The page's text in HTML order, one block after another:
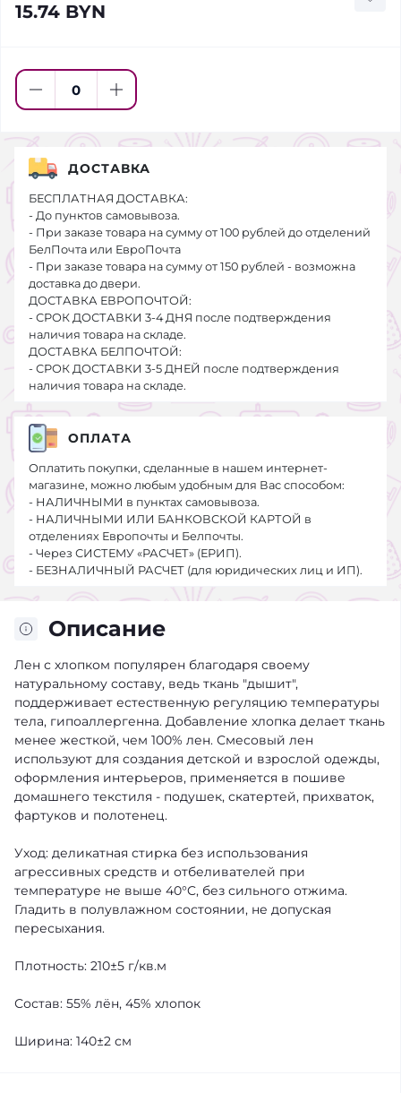
15.74 BYN
Описание
Лен с хлопком популярен благодаря своему
натуральному составу, ведь ткань "дышит",
поддерживает естественную регуляцию температуры
тела, гипоаллергенна. Добавление хлопка делает ткань
менее жесткой, чем 100% лен. Смесовый лен
используют для создания детской и взрослой одежды,
оформления интерьеров, применяется в пошиве
домашнего текстиля - подушек, скатертей, прихваток,
фартуков и полотенец.
Уход: деликатная стирка без использования
агрессивных средств и отбеливателей при
температуре не выше 40°C, без сильного отжима.
Гладить в полувлажном состоянии, не допуская
пересыхания.
Плотность: 210±5 г/кв.м
Состав: 55% лён, 45% хлопок
Ширина: 140±2 см
ДОСТАВКА
БЕСПЛАТНАЯ ДОСТАВКА:
- До пунктов самовывоза.
- При заказе товара на сумму от 100 рублей до отделений
БелПочта или ЕвроПочта
- При заказе товара на сумму от 150 рублей - возможна
доставка до двери.
ДОСТАВКА ЕВРОПОЧТОЙ:
- СРОК ДОСТАВКИ 3-4 ДНЯ после подтверждения
наличия товара на складе.
ДОСТАВКА БЕЛПОЧТОЙ:
- СРОК ДОСТАВКИ 3-5 ДНЕЙ после подтверждения
наличия товара на складе.
ОПЛАТА
Оплатить покупки, сделанные в нашем интернет-
магазине, можно любым удобным для Вас способом:
- НАЛИЧНЫМИ в пунктах самовывоза.
- НАЛИЧНЫМИ ИЛИ БАНКОВСКОЙ КАРТОЙ в
отделениях Европочты и Белпочты.
- Через СИСТЕМУ «РАСЧЕТ» (ЕРИП).
- БЕЗНАЛИЧНЫЙ РАСЧЕТ (для юридических лиц и ИП).